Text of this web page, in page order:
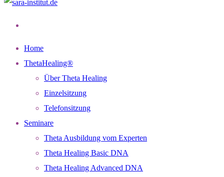
Home
ThetaHealing®
Über Theta Healing
Einzelsitzung
Telefonsitzung
Seminare
Theta Ausbildung vom Experten
Theta Healing Basic DNA
Theta Healing Advanced DNA